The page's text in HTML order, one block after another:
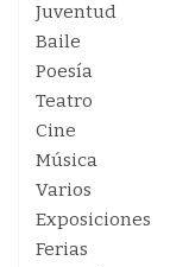
Juventud
Baile
Poesía
Teatro
Cine
Música
Varios
Exposiciones
Ferias